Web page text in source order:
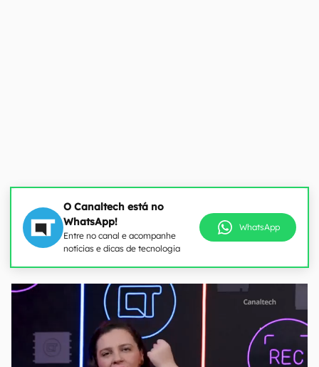
O Canaltech está no
WhatsApp!
Entre no canal e acompanhe
notícias e dicas de tecnologia
WhatsApp